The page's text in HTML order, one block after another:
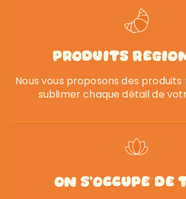
Produits
Nous vous proposons des
sublimer chaque détail de
on s'occupe de